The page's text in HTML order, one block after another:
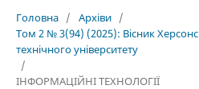
Головна / Архіви /
Том 2 № 3(94) (2025): Вісник
технічного університету
/
ІНФОРМАЦІЙНІ ТЕХНОЛОГІЇ